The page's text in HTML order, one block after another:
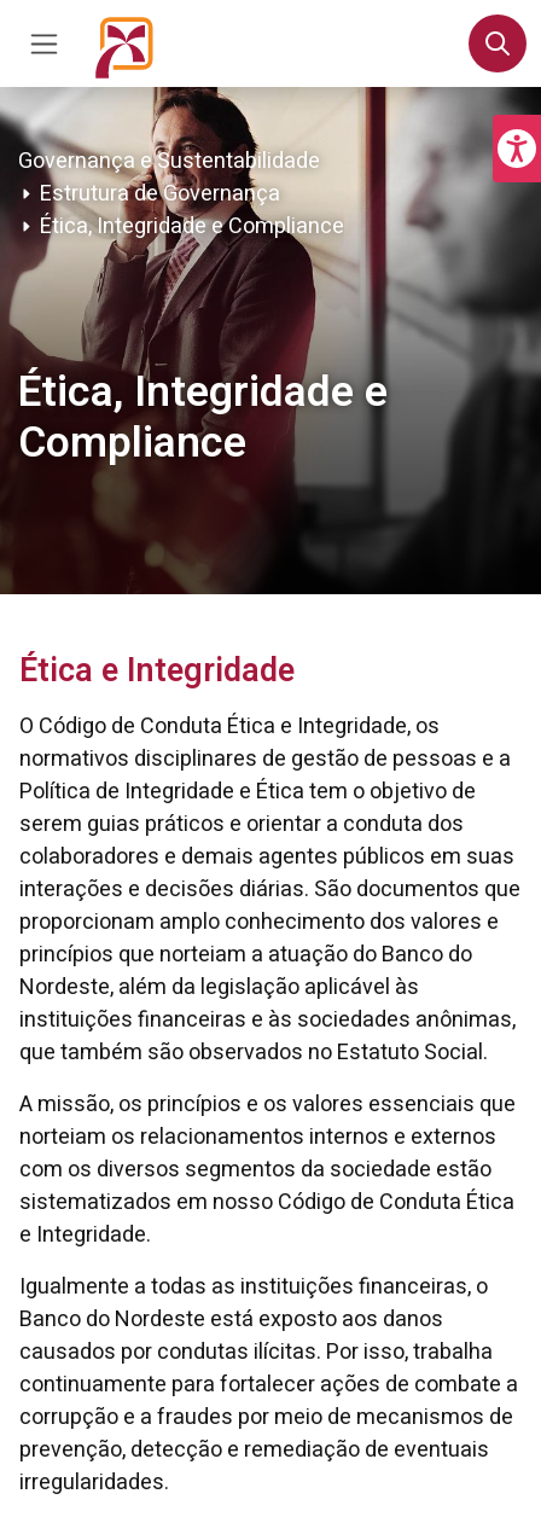
Governança e Sustentabilidade
Estrutura de Governança
Ética, Integridade e Compliance
Ética, Integridade e
Compliance
Ética e Integridade
O Código de Conduta Ética e Integridade, os
normativos disciplinares de gestão de pessoas e a
Política de Integridade e Ética tem o objetivo de
serem guias práticos e orientar a conduta dos
colaboradores e demais agentes públicos em suas
interações e decisões diárias. São documentos que
proporcionam amplo conhecimento dos valores e
princípios que norteiam a atuação do Banco do
Nordeste, além da legislação aplicável às
instituições financeiras e às sociedades anônimas,
que também são observados no Estatuto Social.
A missão, os princípios e os valores essenciais que
norteiam os relacionamentos internos e externos
com os diversos segmentos da sociedade estão
sistematizados em nosso Código de Conduta Ética
e Integridade.
Igualmente a todas as instituições financeiras, o
Banco do Nordeste está exposto aos danos
causados por condutas ilícitas. Por isso, trabalha
continuamente para fortalecer ações de combate a
corrupção e a fraudes por meio de mecanismos de
prevenção, detecção e remediação de eventuais
irregularidades.